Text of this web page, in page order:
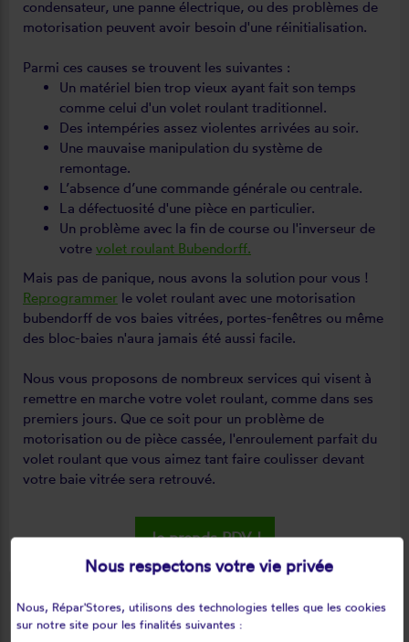
condensateur, une panne électrique, ou des problèmes de
motorisation peuvent avoir besoin d'une réinitialisation.
Parmi ces causes se trouvent les suivantes :
Un matériel bien trop vieux ayant fait son temps
comme celui d'un volet roulant traditionnel.
Des intempéries assez violentes arrivées au soir.
Une mauvaise manipulation du système de
remontage.
L’absence d’une commande générale ou centrale.
La défectuosité d'une pièce en particulier.
Un problème avec la fin de course ou l'inverseur de
votre volet roulant Bubendorff.
Mais pas de panique, nous avons la solution pour vous !
Reprogrammer le volet roulant avec une motorisation
bubendorff de vos baies vitrées, portes-fenêtres ou même
des bloc-baies n'aura jamais été aussi facile.
Nous vous proposons de nombreux services qui visent à
remettre en marche votre volet roulant, comme dans ses
premiers jours. Que ce soit pour un problème de
motorisation ou de pièce cassée, l'enroulement parfait du
volet roulant que vous aimez tant faire coulisser devant
votre baie vitrée sera retrouvé.
Je prends RDV !
Nous respectons votre vie privée
Nous, Répar'Stores, utilisons des technologies telles que les cookies
sur notre site pour les finalités suivantes :